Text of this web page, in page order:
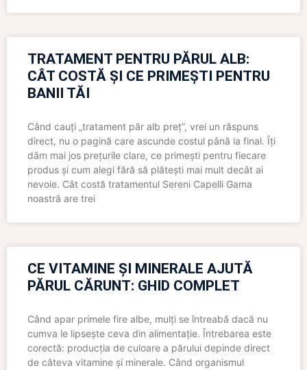
TRATAMENT PENTRU PĂRUL ALB:
CÂT COSTĂ ȘI CE PRIMEȘTI PENTRU
BANII TĂI
Când cauți „tratament păr alb preț”, vrei un răspuns
direct, nu o pagină care ascunde costul până la final. Îți
dăm mai jos prețurile clare, ce primești pentru fiecare
produs și cum alegi fără să plătești mai mult decât ai
nevoie. Cât costă tratamentul Sereni Capelli Gama
noastră are trei
CE VITAMINE ȘI MINERALE AJUTĂ
PĂRUL CĂRUNT: GHID COMPLET
Când apar primele fire albe, mulți se întreabă dacă nu
cumva le lipsește ceva din alimentație. Întrebarea este
corectă: producția de culoare a părului depinde direct
de câteva vitamine și minerale. Când organismul